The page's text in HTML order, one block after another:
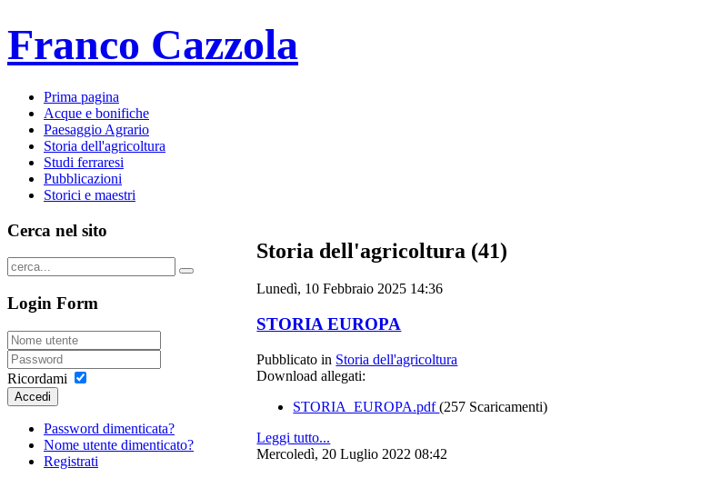
Franco Cazzola
Prima pagina
Acque e bonifiche
Paesaggio Agrario
Storia dell'agricoltura
Studi ferraresi
Pubblicazioni
Storici e maestri
Storia dell'agricoltura (41)
Lunedì, 10 Febbraio 2025 14:36
STORIA EUROPA
Pubblicato in Storia dell'agricoltura
Download allegati:
STORIA_EUROPA.pdf(257 Scaricamenti)
Leggi tutto...
Mercoledì, 20 Luglio 2022 08:42
Cerca nel sito
Login Form
Ricordami
Accedi
Password dimenticata?
Nome utente dimenticato?
Registrati